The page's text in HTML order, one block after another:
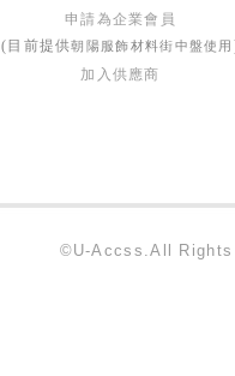
申請為企業會員
(目前提供朝陽服飾材料街中盤使用
加入供應商
©U-Accss.All Rights